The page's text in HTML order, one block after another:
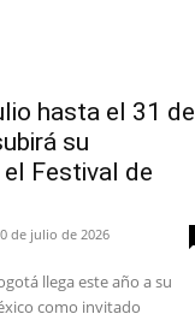
hasta el 31 de
su
Festival de
de julio de 2026
llega este año a su
como invitado